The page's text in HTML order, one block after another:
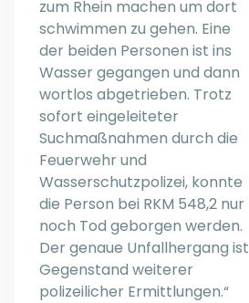
zum Rhein machen um dort
schwimmen zu gehen. Eine
der beiden Personen ist ins
Wasser gegangen und dann
wortlos abgetrieben. Trotz
sofort eingeleiteter
Suchmaßnahmen durch die
Feuerwehr und
Wasserschutzpolizei, konnte
die Person bei RKM 548,2 nur
noch Tod geborgen werden.
Der genaue Unfallhergang ist
Gegenstand weiterer
polizeilicher Ermittlungen.“